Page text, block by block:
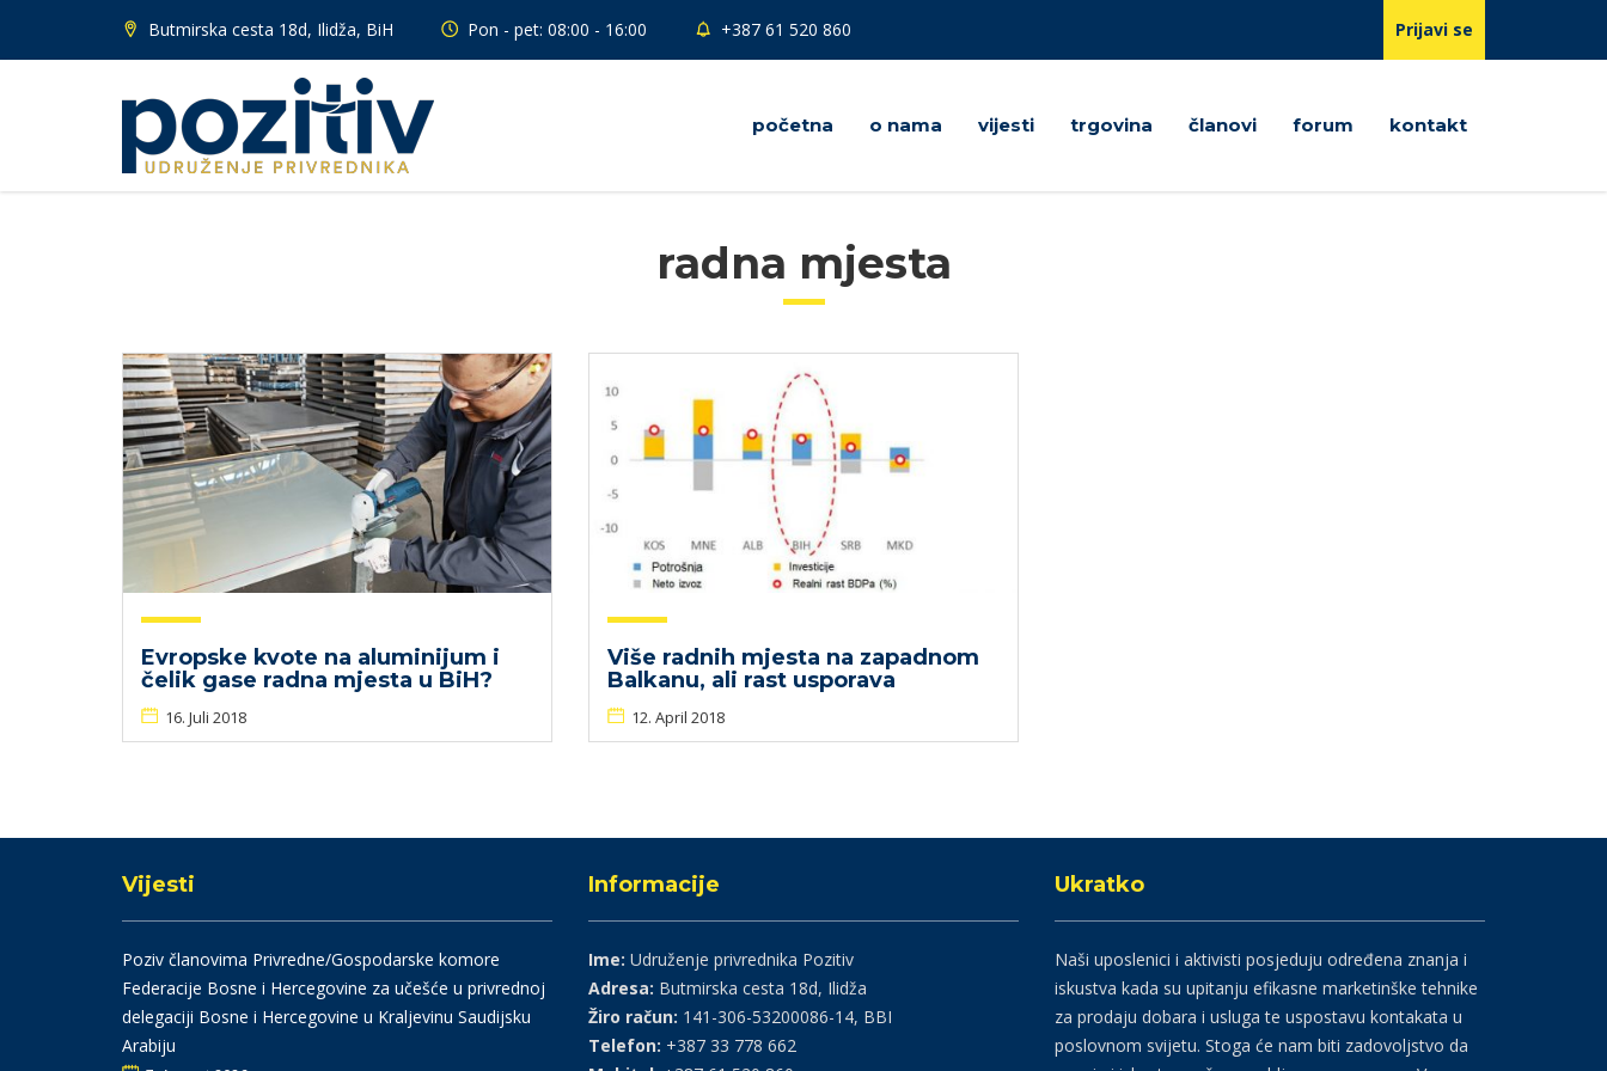
Butmirska cesta 18d, Ilidža, BiH Pon - pet: 08:00 - 16:00 +387 61 520 860 Prijavi se
početna o nama vijesti trgovina članovi forum kontakt
radna mjesta
Evropske kvote na aluminijum i
čelik gase radna mjesta u BiH?
16. Juli 2018
Više radnih mjesta na zapadnom
Balkanu, ali rast usporava
12. April 2018
Vijesti
Poziv članovima Privredne/Gospodarske komore
Federacije Bosne i Hercegovine za učešće u privrednoj
delegaciji Bosne i Hercegovine u Kraljevinu Saudijsku
Arabiju
Informacije
Ime: Udruženje privrednika Pozitiv
Adresa: Butmirska cesta 18d, Ilidža
Žiro račun: 141-306-53200086-14, BBI
Telefon: +387 33 778 662
Ukratko
Naši uposlenici i aktivisti posjeduju određena znanja i
iskustva kada su upitanju efikasne marketinške tehnike
za prodaju dobara i usluga te uspostavu kontakata u
poslovnom svijetu. Stoga će nam biti zadovoljstvo da